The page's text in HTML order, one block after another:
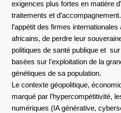
exigences plus fortes en matière
traitements et
l’appétit des firmes
africains, de perdre leur
politiques de santé publique et
basées sur l'exploitation de la
génétiques de sa population.
Le contexte géopolitique,
marqué par l’hypercompétitivité,
numériques (IA générative,